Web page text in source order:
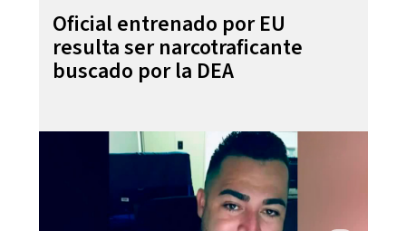
Oficial entrenado por EU
resulta ser narcotraficante
buscado por la DEA